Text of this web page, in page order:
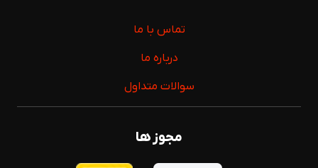
تماس با ما
درباره ما
سوالات متداول
مجوز ها